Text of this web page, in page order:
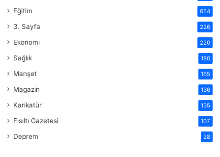
Eğitim 654
3. Sayfa 226
Ekonomi 220
Sağlık 180
Manşet 165
Magazin 136
Karikatür 135
Fısıltı Gazetesi 107
Deprem 28